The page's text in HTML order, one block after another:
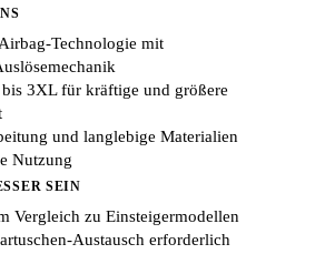
Technologie mit
3XL für kräftige und größere
und langlebige Materialien
Nutzung
SEIN
Vergleich zu Einsteigermodellen
Austausch erforderlich